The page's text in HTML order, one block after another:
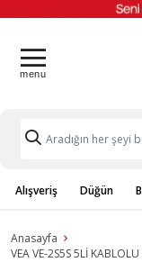
Alışveriş Düğün
Anasayfa
VEA VE-2S5S 5Lİ